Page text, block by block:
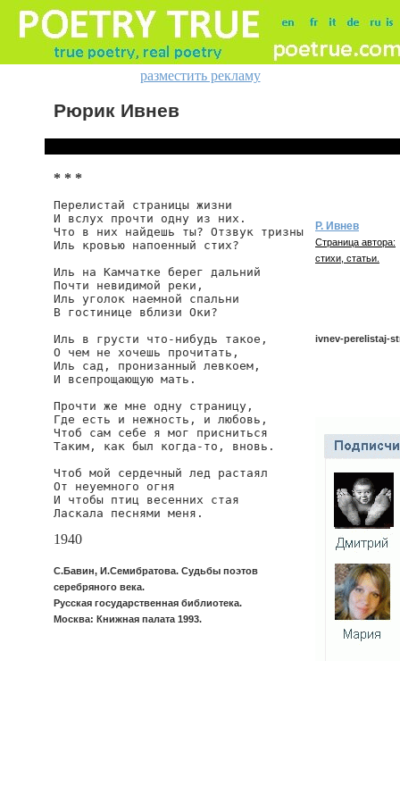
разместить рекламу
Рюрик Ивнев
* * *
Перелистай страницы жизни
И вслух прочти одну из них.
Что в них найдешь ты? Отзвук тризны
Иль кровью напоенный стих?
Иль на Камчатке берег дальний
Почти невидимой реки,
Иль уголок наемной спальни
В гостинице вблизи Оки?
Иль в грусти что-нибудь такое,
О чем не хочешь прочитать,
Иль сад, пронизанный левкоем,
И всепрощающую мать.
Прочти же мне одну страницу,
Где есть и нежность, и любовь,
Чтоб сам себе я мог присниться
Таким, как был когда-то, вновь.
Чтоб мой сердечный лед растаял
От неуемного огня
И чтобы птиц весенних стая
Ласкала песнями меня.
1940
С.Бавин, И.Семибратова. Судьбы поэтов
серебряного века.
Русская государственная библиотека.
Москва: Книжная палата 1993.
Р. Ивнев
Страница автора:
стихи, статьи.
ivnev-perelistaj-